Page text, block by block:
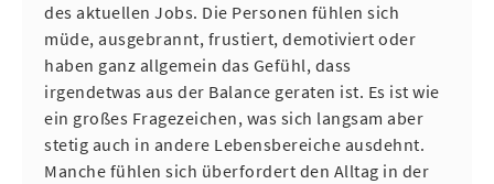
des aktuellen Jobs. Die Personen fühlen sich
müde, ausgebrannt, frustiert, demotiviert oder
haben ganz allgemein das Gefühl, dass
irgendetwas aus der Balance geraten ist. Es ist wie
ein großes Fragezeichen, was sich langsam aber
stetig auch in andere Lebensbereiche ausdehnt.
Manche fühlen sich überfordert den Alltag in der